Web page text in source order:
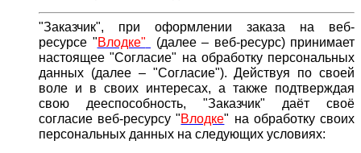
"Заказчик", при оформлении заказа на веб-
ресурсе "Влодке"
(далее – веб-ресурс) принимает
настоящее "Согласие" на обработку персональных
данных (далее – "Согласие"). Действуя по своей
воле и в своих интересах, а также подтверждая
свою дееспособность, "Заказчик" даёт своё
согласие веб-ресурсу "Влодке" на обработку своих
персональных данных на следующих условиях: